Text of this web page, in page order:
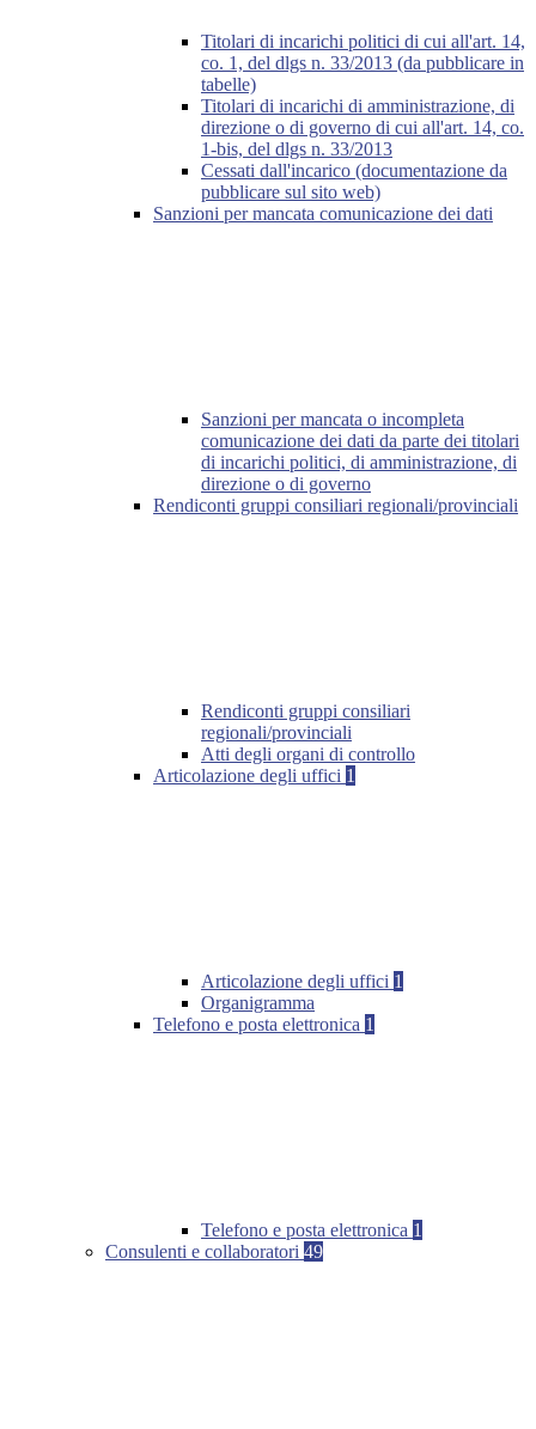
Titolari di incarichi politici di cui all'art. 14,
co. 1, del dlgs n. 33/2013 (da pubblicare in
tabelle)
Titolari di incarichi di amministrazione, di
direzione o di governo di cui all'art. 14, co.
1-bis, del dlgs n. 33/2013
Cessati dall'incarico (documentazione da
pubblicare sul sito web)
Sanzioni per mancata comunicazione dei dati
Sanzioni per mancata o incompleta
comunicazione dei dati da parte dei titolari
di incarichi politici, di amministrazione, di
direzione o di governo
Rendiconti gruppi consiliari regionali/provinciali
Rendiconti gruppi consiliari
regionali/provinciali
Atti degli organi di controllo
Articolazione degli uffici 1
Articolazione degli uffici 1
Organigramma
Telefono e posta elettronica 1
Telefono e posta elettronica 1
Consulenti e collaboratori 49